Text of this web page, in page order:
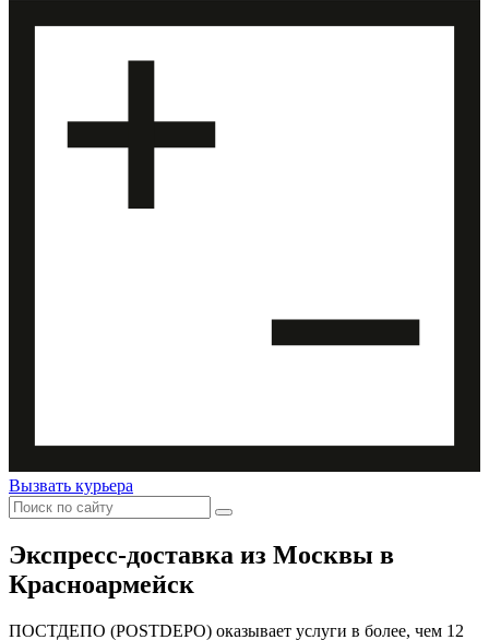
Вызвать курьера
Экспресс-доставка из Москвы в
Красноармейск
ПОСТДЕПО (POSTDEPO) оказывает услуги в более, чем 12